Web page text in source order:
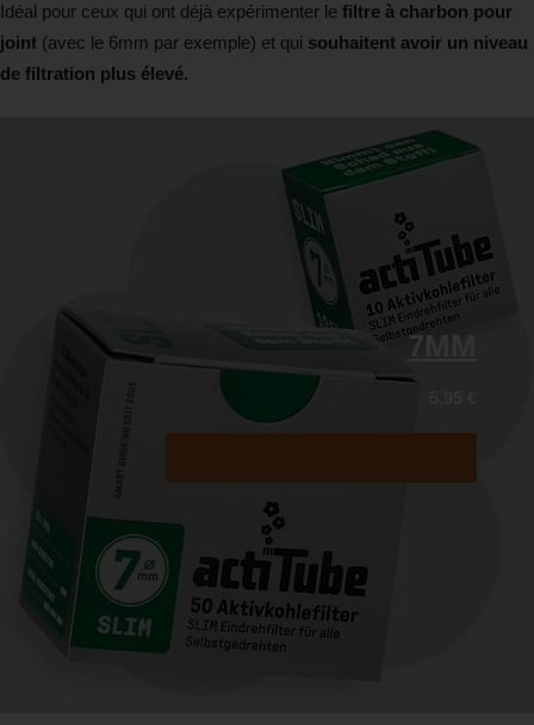
Idéal pour ceux qui ont déjà expérimenter le filtre à charbon pour
joint (avec le 6mm par exemple) et qui souhaitent avoir un niveau
de filtration plus élevé.
7MM